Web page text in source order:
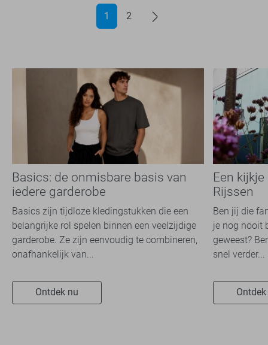
1 2
Basics: de onmisbare basis van
iedere garderobe
Basics zijn tijdloze kledingstukken die een
belangrijke rol spelen binnen een veelzijdige
garderobe. Ze zijn eenvoudig te combineren,
onafhankelijk van...
Ontdek nu
Een
Rijssen
Ben jij die
je nog nooit
geweest?
snel verder...